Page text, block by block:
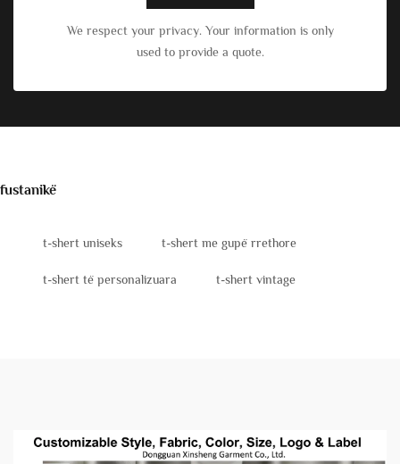
We respect your privacy. Your information is only
used to provide a quote.
fustanikë
t-shert uniseks t-shert me gupë rrethore
t-shert të personalizuara t-shert vintage